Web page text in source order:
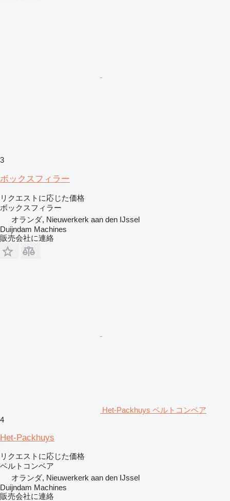
3
ボックスフィラー
リクエストに応じた価格
ボックスフィラー
オランダ, Nieuwerkerk aan den IJssel
Duijndam Machines
販売会社に連絡
Het-Packhuys ベルトコンベア
4
Het-Packhuys
リクエストに応じた価格
ベルトコンベア
オランダ, Nieuwerkerk aan den IJssel
Duijndam Machines
販売会社に連絡